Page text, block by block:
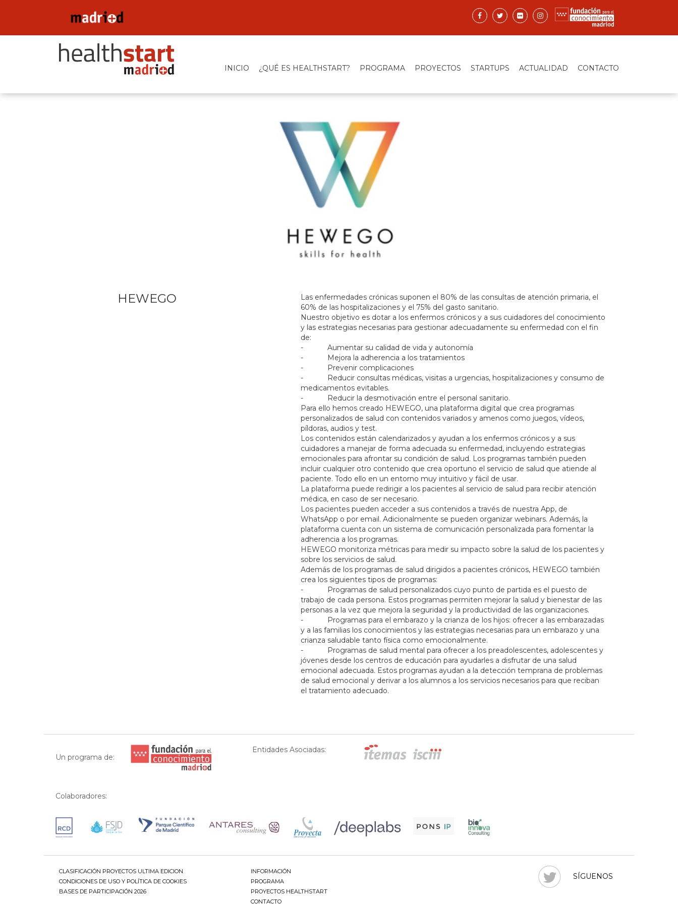
INICIO ¿QUÉ ES HEALTHSTART? PROGRAMA PROYECTOS STARTUPS ACTUALIDAD CONTACTO
HEWEGO
Las enfermedades crónicas suponen el 80% de las consultas de atención primaria, el
60% de las hospitalizaciones y el 75% del gasto sanitario.
Nuestro objetivo es dotar a los enfermos crónicos y a sus cuidadores del conocimiento
y las estrategias necesarias para gestionar adecuadamente su enfermedad con el fin
de:
- Aumentar su calidad de vida y autonomía
- Mejora la adherencia a los tratamientos
- Prevenir complicaciones
- Reducir consultas médicas, visitas a urgencias, hospitalizaciones y consumo de
medicamentos evitables.
- Reducir la desmotivación entre el personal sanitario.
Para ello hemos creado HEWEGO, una plataforma digital que crea programas
personalizados de salud con contenidos variados y amenos como juegos, vídeos,
píldoras, audios y test.
Los contenidos están calendarizados y ayudan a los enfermos crónicos y a sus
cuidadores a manejar de forma adecuada su enfermedad, incluyendo estrategias
emocionales para afrontar su condición de salud. Los programas también pueden
incluir cualquier otro contenido que crea oportuno el servicio de salud que atiende al
paciente. Todo ello en un entorno muy intuitivo y fácil de usar.
La plataforma puede redirigir a los pacientes al servicio de salud para recibir atención
médica, en caso de ser necesario.
Los pacientes pueden acceder a sus contenidos a través de nuestra App, de
WhatsApp o por email. Adicionalmente se pueden organizar webinars. Además, la
plataforma cuenta con un sistema de comunicación personalizada para fomentar la
adherencia a los programas.
HEWEGO monitoriza métricas para medir su impacto sobre la salud de los pacientes y
sobre los servicios de salud.
Además de los programas de salud dirigidos a pacientes crónicos, HEWEGO también
crea los siguientes tipos de programas:
- Programas de salud personalizados cuyo punto de partida es el puesto de
trabajo de cada persona. Estos programas permiten mejorar la salud y bienestar de las
personas a la vez que mejora la seguridad y la productividad de las organizaciones.
- Programas para el embarazo y la crianza de los hijos: ofrecer a las embarazadas
y a las familias los conocimientos y las estrategias necesarias para un embarazo y una
crianza saludable tanto física como emocionalmente.
- Programas de salud mental para ofrecer a los preadolescentes, adolescentes y
jóvenes desde los centros de educación para ayudarles a disfrutar de una salud
emocional adecuada. Estos programas ayudan a la detección temprana de problemas
de salud emocional y derivar a los alumnos a los servicios necesarios para que reciban
el tratamiento adecuado.
Un programa de:
Entidades Asociadas:
Colaboradores:
CLASIFICACIÓN PROYECTOS ULTIMA EDICION
CONDICIONES DE USO Y POLÍTICA DE COOKIES
BASES DE PARTICIPACIÓN 2026
INFORMACIÓN
PROGRAMA
PROYECTOS HEALTHSTART
CONTACTO
SÍGUENOS